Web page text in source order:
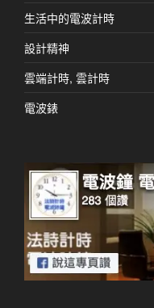
生活中的電波計時
設計精神
雲端計時, 雲計時
電波錶